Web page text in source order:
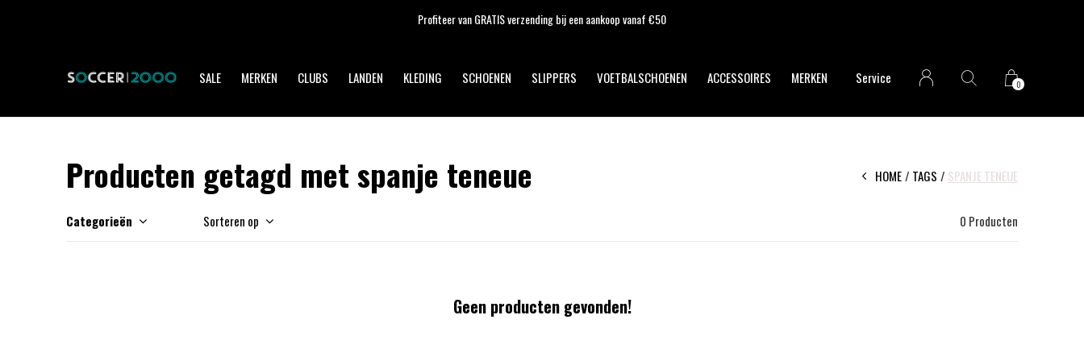
SALE MERKEN CLUBS LANDEN KLEDING SCHOENEN SLIPPERS VOETBALSCHOENEN ACCESSOIRES MERKEN Service 0
Profiteer van GRATIS verzending bij een aankoop vanaf €50
Producten getagd met spanje teneue HOME TAGS SPANJE TENEUE
Categorieën Sorteren op 0 Producten
Geen producten gevonden!